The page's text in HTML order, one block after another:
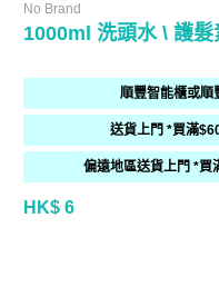
No Brand
1000ml
順豐智能櫃或順
送貨上門 *買滿
偏遠地區送貨上門 *買
HK$ 6